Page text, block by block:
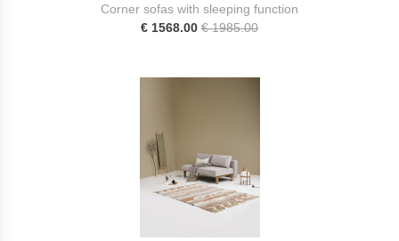
Corner sofas with sleeping function
€ 1568.00 € 1985.00